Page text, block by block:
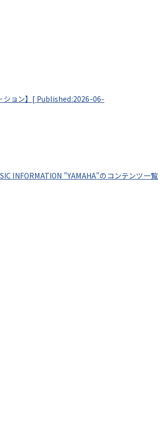
ション】[ Published:2026-06-
INFORMATION "YAMAHA"のコンテンツ一覧